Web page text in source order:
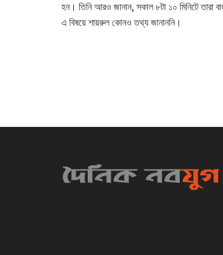
হন। তিনি আরও জানান, সকাল ৮টা ১০ মিনিটে তারা
এ বিষয়ে শায়রুল কোনও তথ্য জানাননি।